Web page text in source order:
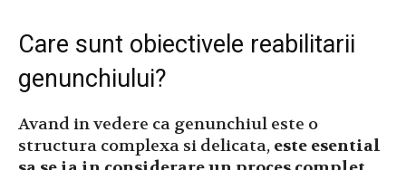
Care sunt obiectivele reabilitarii
genunchiului?
Avand in vedere ca genunchiul este o
structura complexa si delicata, este esential